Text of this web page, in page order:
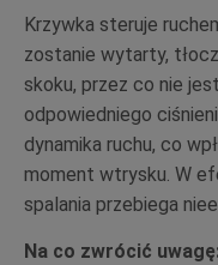
Krzywka steruje
zostanie wytarty,
skoku, przez co nie
odpowiedniego
dynamika ruchu, co
moment wtrysku. W
spalania przebiega
Na co zwrócić uwagę: